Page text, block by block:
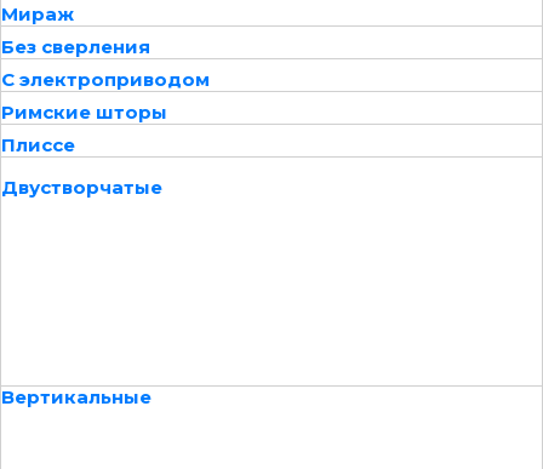
Мираж
Без сверления
С электроприводом
Римские шторы
Плиссе
Двустворчатые
Вертикальные